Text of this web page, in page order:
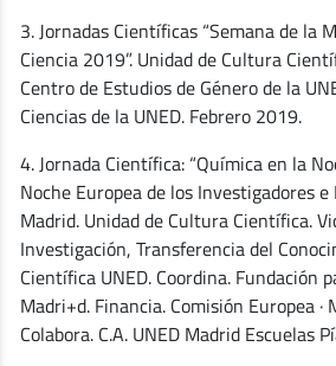
3. Jornadas Científicas “Semana de la
Ciencia 2019”. Unidad de Cultura
Centro de Estudios de Género de la
Ciencias de la UNED. Febrero 2019.
4. Jornada Científica: “Química en la
Noche Europea de los Investigadores
Madrid. Unidad de Cultura Científica.
Investigación, Transferencia del
Científica UNED. Coordina. Fundación
Madri+d. Financia. Comisión Europea ·
Colabora. C.A. UNED Madrid Escuelas